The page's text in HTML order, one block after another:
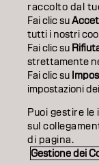
CONTATTACI
ImprontaPrivacy
Accessibilità
IT | Italian
raccolto dal
Fai clic su
tutti i nostri
Fai clic su
strettamente
Fai clic su
impostazioni
Puoi gestire
sul
di pagina.
Gestione dei